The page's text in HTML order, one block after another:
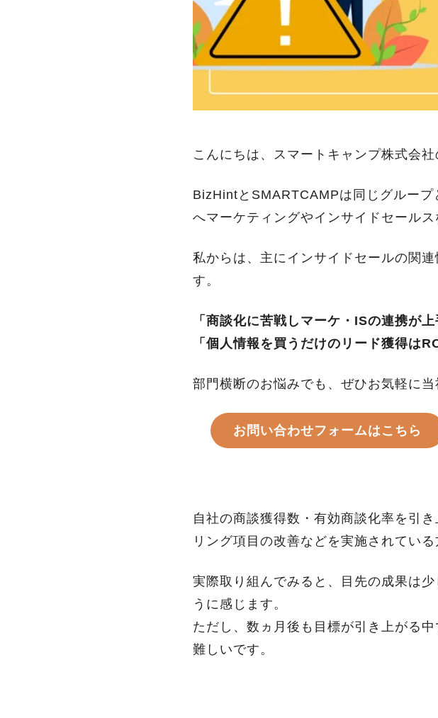
こんにちは、スマートキャンプ株式会社
BizHintとSMARTCAMPは同じグルー
へマーケティングやインサイドセール
私からは、主にインサイドセールの関
す。
「商談化に苦戦しマーケ・ISの連携が
「個人情報を買うだけのリード獲得は
部門横断のお悩みでも、ぜひお気軽に当
お問い合わせフォームはこちら
自社の商談獲得数・有効商談化率を引
リング項目の改善などを実施されてい
実際取り組んでみると、目先の成果は
うに感じます。
ただし、数ヵ月後も目標が引き上がる
難しいです。